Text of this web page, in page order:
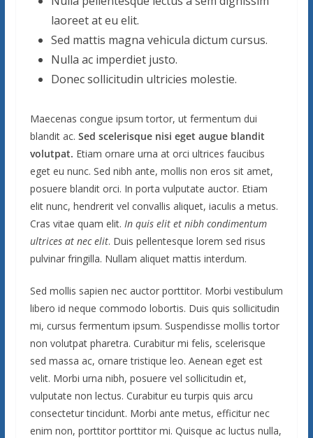
laoreet at eu elit.
Sed mattis magna vehicula dictum cursus.
Nulla ac imperdiet justo.
Donec sollicitudin ultricies molestie.
Maecenas congue ipsum tortor, ut fermentum dui
blandit ac. Sed scelerisque nisi eget augue blandit
volutpat. Etiam ornare urna at orci ultrices faucibus
eget eu nunc. Sed nibh ante, mollis non eros sit amet,
posuere blandit orci. In porta vulputate auctor. Etiam
elit nunc, hendrerit vel convallis aliquet, iaculis a metus.
Cras vitae quam elit. In quis elit et nibh condimentum
ultrices at nec elit. Duis pellentesque lorem sed risus
pulvinar fringilla. Nullam aliquet mattis interdum.
Sed mollis sapien nec auctor porttitor. Morbi vestibulum
libero id neque commodo lobortis. Duis quis sollicitudin
mi, cursus fermentum ipsum. Suspendisse mollis tortor
non volutpat pharetra. Curabitur mi felis, scelerisque
sed massa ac, ornare tristique leo. Aenean eget est
velit. Morbi urna nibh, posuere vel sollicitudin et,
vulputate non lectus. Curabitur eu turpis quis arcu
consectetur tincidunt. Morbi ante metus, efficitur nec
enim non, porttitor porttitor mi. Quisque ac luctus nulla,